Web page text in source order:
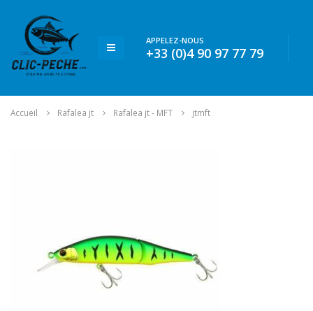
APPELEZ-NOUS
+33 (0)4 90 97 77 79
Accueil Rafalea jt Rafalea jt - MFT jtmft